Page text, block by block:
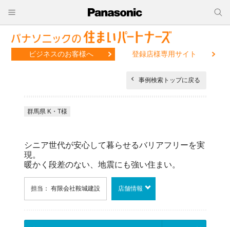
ビジネスのお客様へ 登録店様専用サイト
事例検索トップに戻る
群馬県 K・T様
シニア世代が安心して暮らせるバリアフリーを実
現。
暖かく段差のない、地震にも強い住まい。
担当： 有限会社鞍城建設 店舗情報